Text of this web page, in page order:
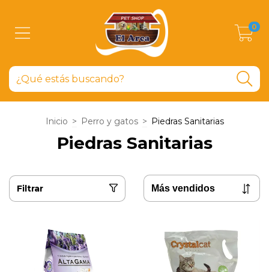
0
Inicio > Perro y gatos > Piedras Sanitarias
Piedras Sanitarias
Filtrar